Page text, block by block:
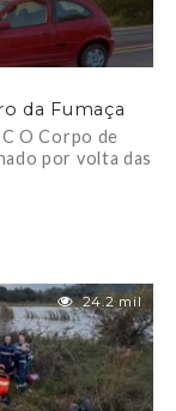
da Fumaça
O Corpo de
por volta das
24.2 mil